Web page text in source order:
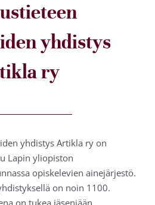
yhdistys
ry
yhdistys Artikla ry on
Lapin yliopiston
opiskelevien ainejärjestö.
on noin 1100.